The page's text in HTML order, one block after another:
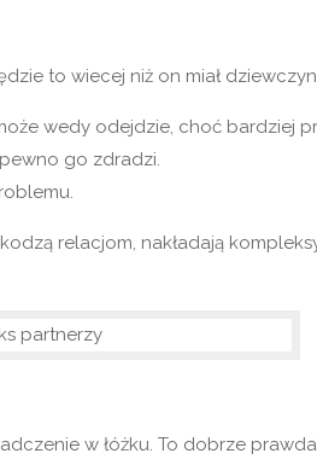
to wiecej niż on miał
wedy odejdzie, choć bardziej
go zdradzi.
relacjom, nakładają
w łóżku. To dobrze